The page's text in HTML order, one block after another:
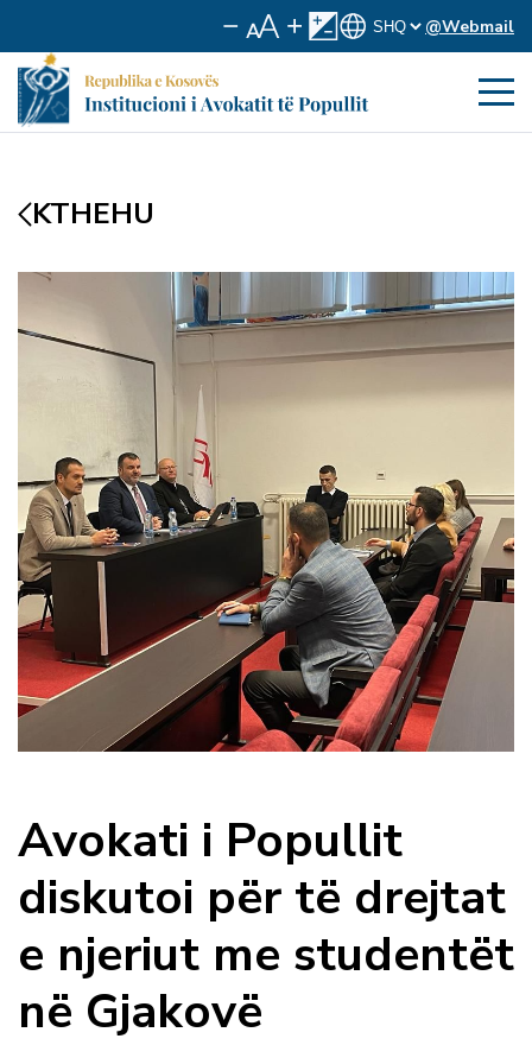
@Webmail
KTHEHU
Avokati i Popullit
diskutoi për të drejtat
e njeriut me studentët
në Gjakovë